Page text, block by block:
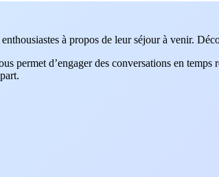
à propos de leur séjour à venir.
permet d’engager des conversations en